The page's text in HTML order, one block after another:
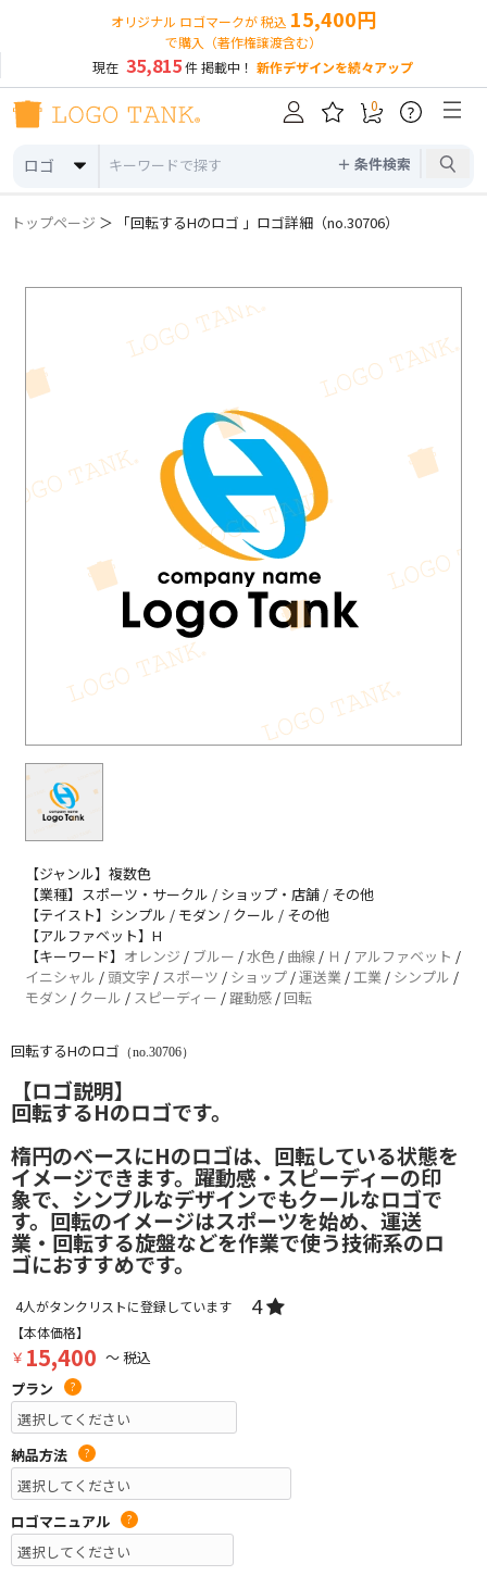
オリジナル ロゴマークが 税込 15,400円
で購入（著作権譲渡含む）
現在 35,815件 掲載中！ 新作デザインを続々アップ
ロゴ ＋ 条件検索
0 ?
トップページ ＞ 「回転するHのロゴ 」ロゴ詳細（no.30706）
【ジャンル】複数色
【業種】スポーツ・サークル / ショップ・店舗 / その他
【テイスト】シンプル / モダン / クール / その他
【アルファベット】H
【キーワード】 オレンジ / ブルー /水色 / 曲線 / Ｈ / アルファベット /
イニシャル / 頭文字 / スポーツ / ショップ /運送業 /工業 / シンプル /
モダン / クール / スピーディー / 躍動感 /回転
回転するHのロゴ （no.30706）
【ロゴ説明】
回転するHのロゴです。
楕円のベースにHのロゴは、回転している状態を
イメージできます。躍動感・スピーディーの印
象で、シンプルなデザインでもクールなロゴで
す。回転のイメージはスポーツを始め、運送
業・回転する旋盤などを作業で使う技術系のロ
ゴにおすすめです。
4人がタンクリストに登録しています 4
【本体価格】
￥ 15,400 ～ 税込
プラン
?
納品方法 ?
ロゴマニュアル ?